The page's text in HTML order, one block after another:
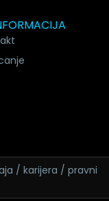
/karijera / pravni